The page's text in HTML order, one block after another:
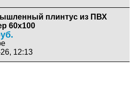
плинтус из ПВХ
60х100
12:13